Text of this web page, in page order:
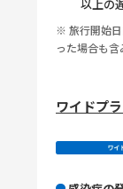
以上の
※ 旅行開始日
った場合も含
ワイドプ